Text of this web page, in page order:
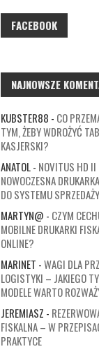
FACEBOOK
NAJNOWSZE
KUBSTER88 - CO
TYM, ŻEBY WDROŻYĆ
KASJERSKI?
ANATOL- NOVITUS HD II
NOWOCZESNA
DO SYSTEMU SPRZEDAŻY
MARTYN@ - CZYM
MOBILNE DRUKARKI
ONLINE?
MARINET -WAGI DLA
LOGISTYKI – JAKIEGO
MODELE WARTO
JEREMIASZ -
FISKALNA – W
PRAKTYCE